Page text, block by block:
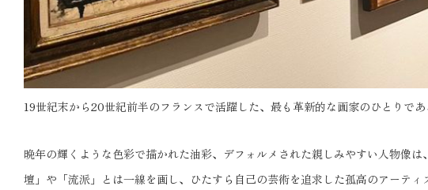
19世紀末から20世紀前半のフランスで活躍した、最も革新的な画家のひとりであ
晩年の輝くような色彩で描かれた油彩、デフォルメされた親しみやすい人物像
壇」や「流派」とは一線を画し、ひたすら自己の芸術を追求した孤高のアーティ